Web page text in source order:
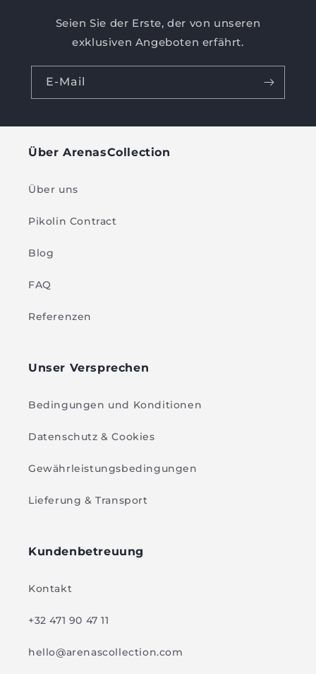
Seien Sie der Erste, der von unseren
exklusiven Angeboten erfährt.
E-Mail
Über ArenasCollection
Über uns
Pikolin Contract
Blog
FAQ
Referenzen
Unser Versprechen
Bedingungen und Konditionen
Datenschutz & Cookies
Gewährleistungsbedingungen
Lieferung & Transport
Kundenbetreuung
Kontakt
+32 471 90 47 11
hello@arenascollection.com